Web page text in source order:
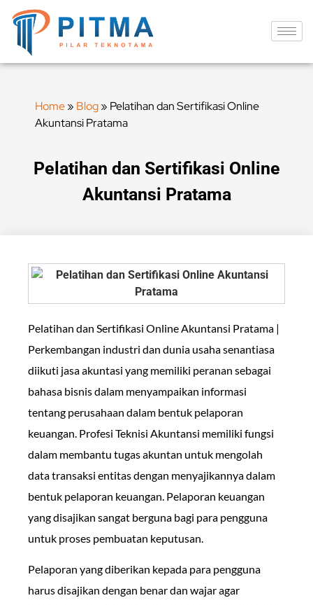
Home» Blog» Pelatihan dan Sertifikasi Online
Akuntansi Pratama
Pelatihan dan Sertifikasi Online
Akuntansi Pratama
Pelatihan dan Sertifikasi Online Akuntansi Pratama |
Perkembangan industri dan dunia usaha senantiasa
diikuti jasa akuntasi yang memiliki peranan sebagai
bahasa bisnis dalam menyampaikan informasi
tentang perusahaan dalam bentuk pelaporan
keuangan. Profesi Teknisi Akuntansi memiliki fungsi
dalam membantu tugas akuntan untuk mengolah
data transaksi entitas dengan menyajikannya dalam
bentuk pelaporan keuangan. Pelaporan keuangan
yang disajikan sangat berguna bagi para pengguna
untuk proses pembuatan keputusan.
Pelaporan yang diberikan kepada para pengguna
harus disajikan dengan benar dan wajar agar